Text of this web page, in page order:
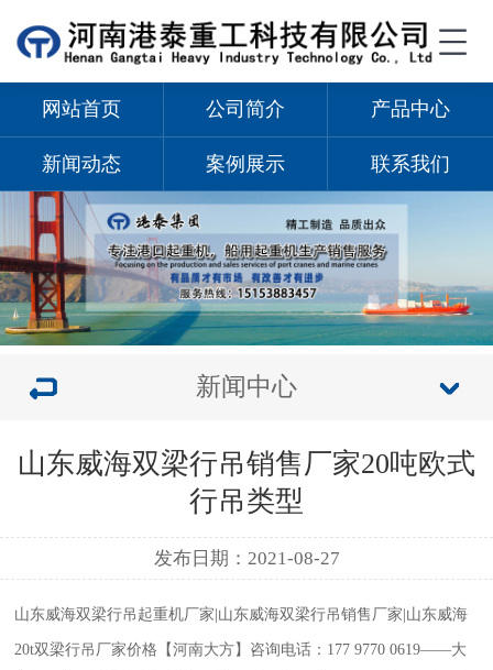
网站首页 公司简介 产品中心
新闻动态 案例展示 联系我们
新闻中心
山东威海双梁行吊销售厂家20吨欧式
行吊类型
发布日期：2021-08-27
山东威海双梁行吊起重机厂家|山东威海双梁行吊销售厂家|山东威海
20t双梁行吊厂家价格【河南大方】咨询电话：177 9770 0619——大